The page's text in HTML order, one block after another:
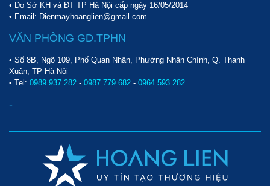
• Do Sở KH và ĐT TP Hà Nội cấp ngày 16/05/2014
• Email: Dienmayhoanglien@gmail.com
VĂN PHÒNG GD.TPHN
• Số 8B, Ngõ 109, Phố Quan Nhân, Phường Nhân Chính, Q. Thanh
Xuân, TP Hà Nội
• Tel: 0989 937 282 - 0987 779 682 - 0964 593 282
-